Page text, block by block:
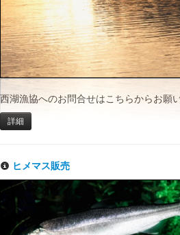
西湖漁協へのお問合せはこちらからお願
詳細
ヒメマス販売